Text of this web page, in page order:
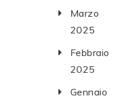
Marzo
2025
Febbraio
2025
Gennaio